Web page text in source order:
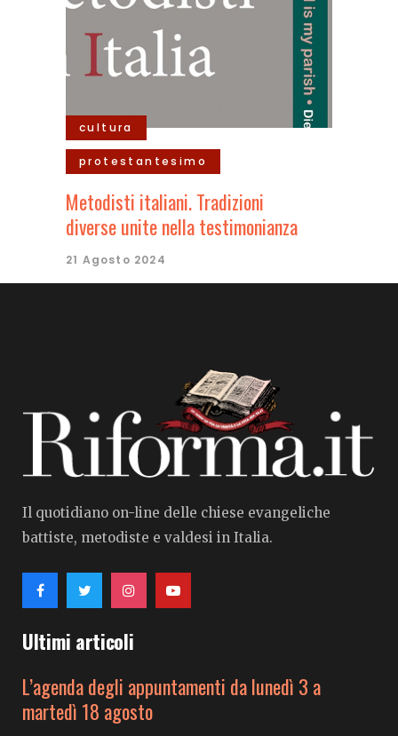
cultura
protestantesimo
Metodisti italiani. Tradizioni
diverse unite nella testimonianza
21 Agosto 2024
Il quotidiano on-line delle chiese evangeliche
battiste, metodiste e valdesi in Italia.
Ultimi articoli
L’agenda degli appuntamenti da lunedì 3 a
martedì 18 agosto